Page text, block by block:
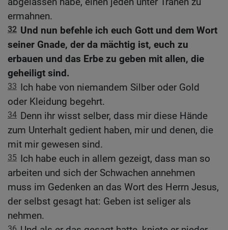
ermahnen.
32 Und nun befehle ich euch Gott und dem Wort
seiner Gnade, der da mächtig ist, euch zu
erbauen und das Erbe zu geben mit allen, die
geheiligt sind.
33 Ich habe von niemandem Silber oder Gold
oder Kleidung begehrt.
34 Denn ihr wisst selber, dass mir diese Hände
zum Unterhalt gedient haben, mir und denen, die
mit mir gewesen sind.
35 Ich habe euch in allem gezeigt, dass man so
arbeiten und sich der Schwachen annehmen
muss im Gedenken an das Wort des Herrn Jesus,
der selbst gesagt hat: Geben ist seliger als
nehmen.